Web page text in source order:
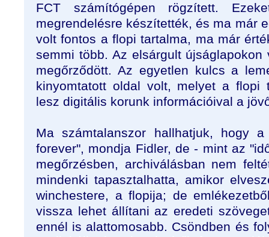
FCT számítógépen rögzített.
megrendelésre készítették, és ma már
volt fontos a flopi tartalma, ma már
semmi több. Az elsárgult
megőrződött. Az egyetlen kulcs a
kinyomtatott oldal volt, melyet a flopi
lesz digitális korunk információival a
Ma számtalanszor hallhatjuk, hogy
forever", mondja Fidler, de - mint az
megőrzésben, archiválásban nem
mindenki tapasztalhatta, amikor
winchestere, a flopija; de
vissza lehet állítani az eredeti
ennél is alattomosabb. Csöndben és